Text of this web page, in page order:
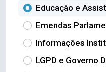
Educação e
Emendas
Informações
LGPD e Governo